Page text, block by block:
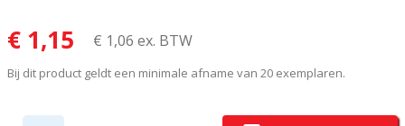
€ 1,15 € 1,06 ex. BTW
Bij dit product geldt een minimale afname van 20 exemplaren.